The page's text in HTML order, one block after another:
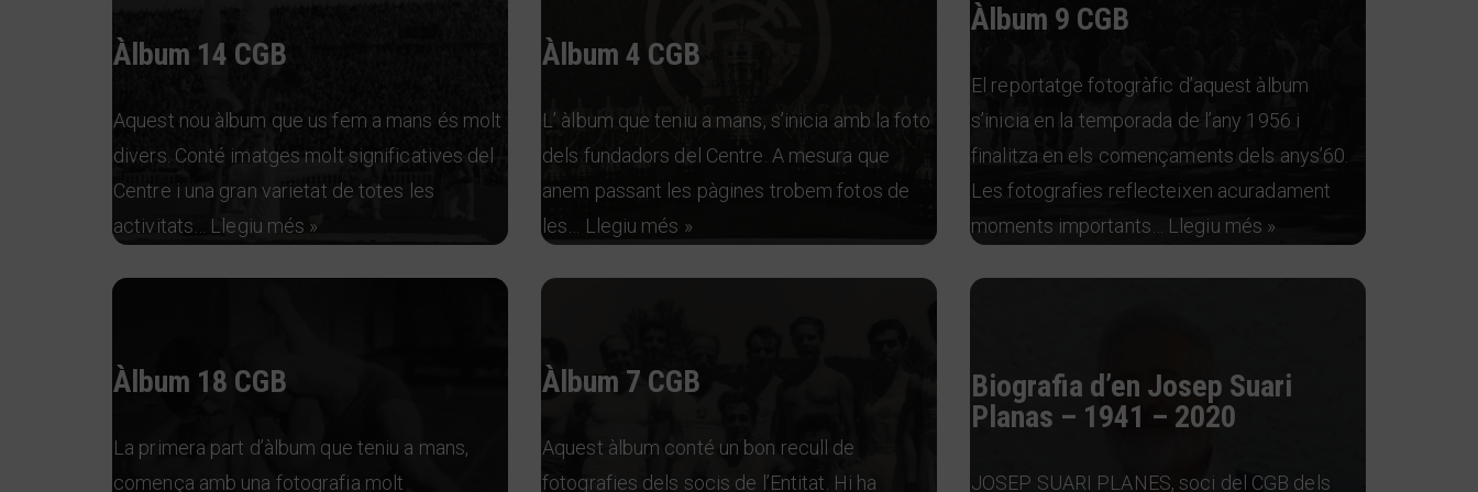
Àlbum 14 CGB
Aquest nou àlbum que us fem a mans és molt
divers. Conté imatges molt significatives del
Centre i una gran varietat de totes les
activitats… Llegiu més »
Àlbum 4 CGB
L’ àlbum que teniu a mans, s’inicia amb la foto
dels fundadors del Centre. A mesura que
anem passant les pàgines trobem fotos de
les…
Llegiu més »
Àlbum 9 CGB
El reportatge fotogràfic d’aquest àlbum
s’inicia en la temporada de l’any 1956 i
finalitza en els començaments dels anys’60.
Les fotografies reflecteixen acuradament
moments importants… Llegiu més »
Àlbum 18 CGB
La primera part d’àlbum que teniu a mans,
comença amb una fotografia molt
Àlbum 7 CGB
Aquest àlbum conté un bon recull de
fotografies dels socis de l’Entitat. Hi ha
Biografia d’en Josep Suari
Planas – 1941 – 2020
JOSEP SUARI PLANES, soci del CGB dels